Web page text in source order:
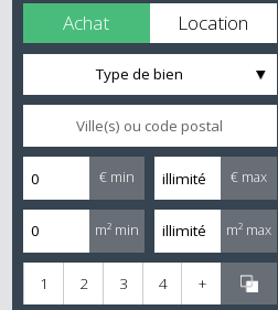
Achat Location
Type de bien
€ min € max
m² min m² max